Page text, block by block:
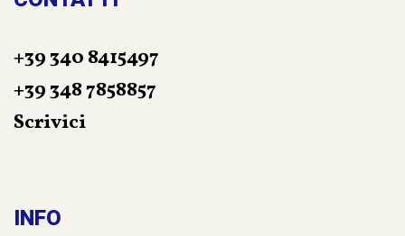
+39 340 8415497
+39 348 7858857
Scrivici
INFO